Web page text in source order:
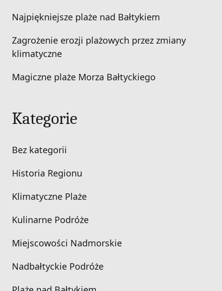
Najpiękniejsze plaże nad Bałtykiem
Zagrożenie erozji plażowych przez zmiany
klimatyczne
Magiczne plaże Morza Bałtyckiego
Kategorie
Bez kategorii
Historia Regionu
Klimatyczne Plaże
Kulinarne Podróże
Miejscowości Nadmorskie
Nadbałtyckie Podróże